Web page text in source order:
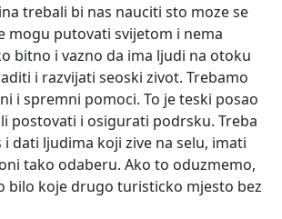
trebali bi nas nauciti sto moze se
mogu putovati svijetom i nema
bitno i vazno da ima ljudi na otoku
i razvijati seoski zivot. Trebamo
i spremni pomoci. To je teski posao
postovati i osigurati podrsku. Treba
dati ljudima koji zive na selu, imati
tako odaberu. Ako to oduzmemo,
bilo koje drugo turisticko mjesto bez